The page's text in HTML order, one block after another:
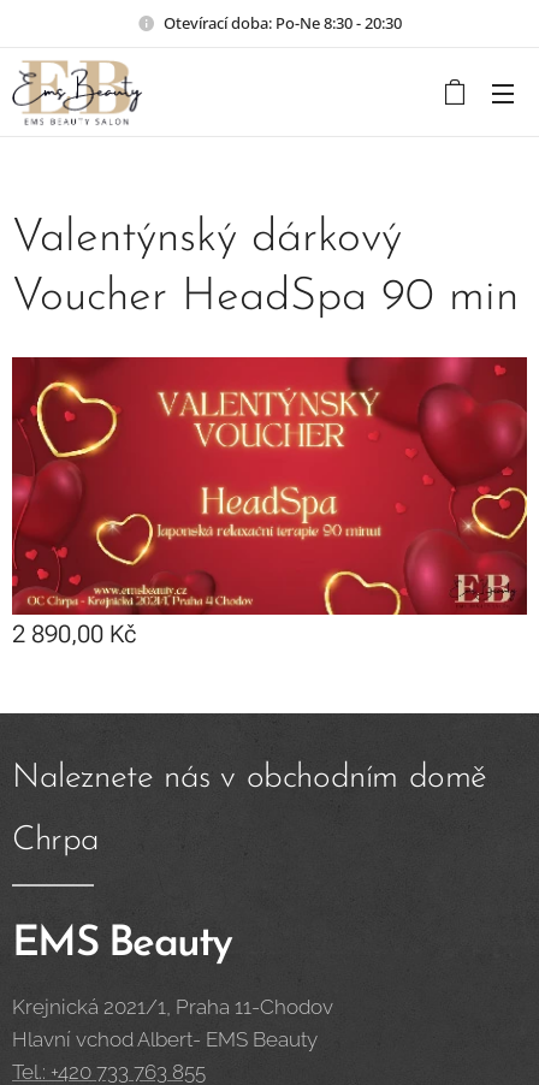
Otevírací doba: Po-Ne 8:30 - 20:30
Valentýnský dárkový
Voucher HeadSpa 90 min
2 890,00 Kč
Naleznete nás v obchodním domě
Chrpa
EMS Beauty
Krejnická 2021/1, Praha 11-Chodov
Hlavní vchod Albert- EMS Beauty
Tel.: +420 733 763 855